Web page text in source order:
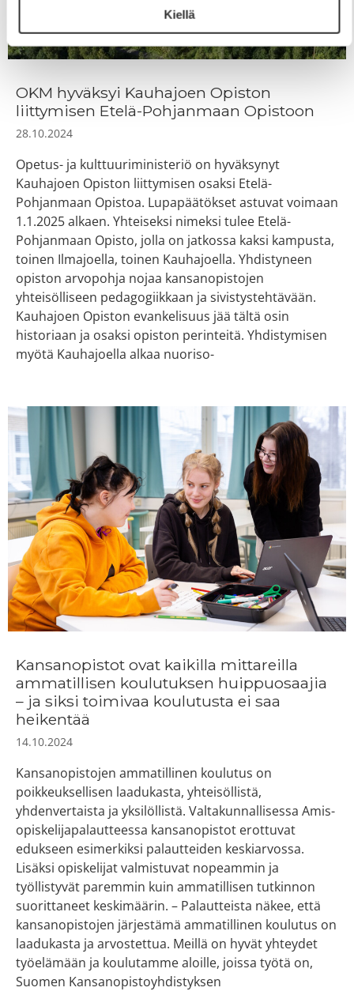
Kiellä
OKM hyväksyi Kauhajoen Opiston
liittymisen Etelä-Pohjanmaan Opistoon
28.10.2024
Opetus- ja kulttuuriministeriö on hyväksynyt
Kauhajoen Opiston liittymisen osaksi Etelä-
Pohjanmaan Opistoa. Lupapäätökset astuvat voimaan
1.1.2025 alkaen. Yhteiseksi nimeksi tulee Etelä-
Pohjanmaan Opisto, jolla on jatkossa kaksi kampusta,
toinen Ilmajoella, toinen Kauhajoella. Yhdistyneen
opiston arvopohja nojaa kansanopistojen
yhteisölliseen pedagogiikkaan ja sivistystehtävään.
Kauhajoen Opiston evankelisuus jää tältä osin
historiaan ja osaksi opiston perinteitä. Yhdistymisen
myötä Kauhajoella alkaa nuoriso-
Kansanopistot ovat kaikilla mittareilla
ammatillisen koulutuksen huippuosaajia
– ja siksi toimivaa koulutusta ei saa
heikentää
14.10.2024
Kansanopistojen ammatillinen koulutus on
poikkeuksellisen laadukasta, yhteisöllistä,
yhdenvertaista ja yksilöllistä. Valtakunnallisessa Amis-
opiskelijapalautteessa kansanopistot erottuvat
edukseen esimerkiksi palautteiden keskiarvossa.
Lisäksi opiskelijat valmistuvat nopeammin ja
työllistyvät paremmin kuin ammatillisen tutkinnon
suorittaneet keskimäärin. – Palautteista näkee, että
kansanopistojen järjestämä ammatillinen koulutus on
laadukasta ja arvostettua. Meillä on hyvät yhteydet
työelämään ja koulutamme aloille, joissa työtä on,
Suomen Kansanopistoyhdistyksen